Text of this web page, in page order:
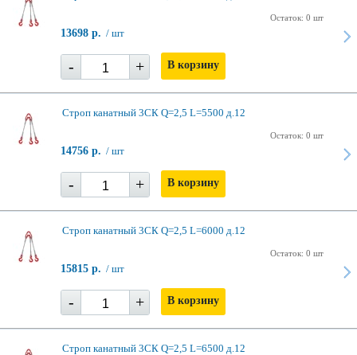
Остаток: 0 шт
13698 р. / шт
- + В корзину
Строп канатный 3СК Q=2,5 L=5500 д.12
Остаток: 0 шт
14756 р. / шт
- + В корзину
Строп канатный 3СК Q=2,5 L=6000 д.12
Остаток: 0 шт
15815 р. / шт
- + В корзину
Строп канатный 3СК Q=2,5 L=6500 д.12